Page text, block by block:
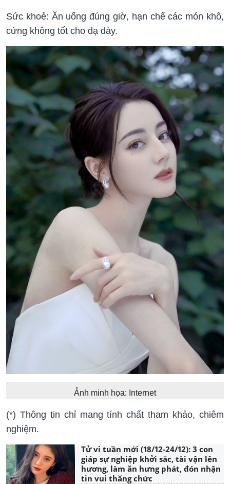
Sức khoẻ: Ăn uống đúng giờ, hạn chế các món khô,
cứng không tốt cho dạ dày.
Ảnh minh họa: Internet
(*) Thông tin chỉ mang tính chất tham khảo, chiêm
nghiệm.
Tử vi tuần mới (18/12-24/12): 3 con
giáp sự nghiệp khởi sắc, tài vận lên
hương, làm ăn hưng phát, đón nhận
tin vui thăng chức